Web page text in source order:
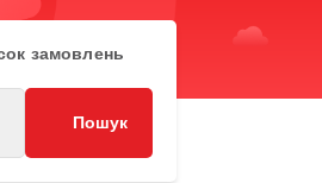
замовлень
Пошук